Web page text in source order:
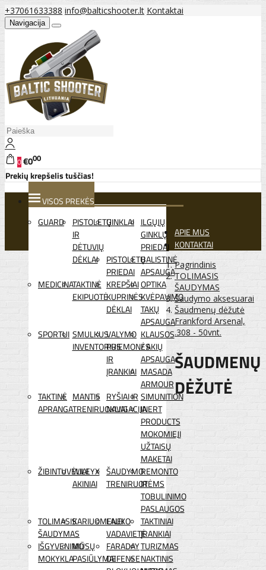
+37061633388 info@balticshooter.lt Kontaktai
Navigacija
0€000
Prekių krepšelis tuščias!
VISOS PREKĖS
GUARD
PISTOLETŲ
IR
DĖTUVIŲ
DĖKLAI
GINKLAI ILGŲJŲ
GINKLŲ
PRIEDAI
PISTOLETŲ
PRIEDAI
BALISTINĖ
APSAUGA
MEDICINATAKTINĖ
EKIPUOTĖ
KREPŠIAI
KUPRINĖS
DĖKLAI
OPTIKA
KVĖPAVIMO
TAKŲ
APSAUGA
SPORTUI SMULKUS
INVENTORIUS
VALYMO
PRIEMONĖS
IR
ĮRANKIAI
KLAUSOS
/ AKIŲ
APSAUGA
MASADA
ARMOUR
TAKTINĖ
APRANGA
MANTIS
TRENIRUOKLIAI
RYŠIAI IR
NAVIGACIJA
SIMUNITION
INERT
PRODUCTS
MOKOMIEJI
UŽTAISŲ
MAKETAI
ŽIBINTUVĖLIAI
WILEYX
AKINIAI
ŠAUDYMO
TRENIRUOTĖMS
REMONTO
IR
TOBULINIMO
PASLAUGOS
TOLIMASIS
ŠAUDYMAS
KARIUOMENEI
LAUKO
VADAVIETĖ
TAKTINIAI
ĮRANKIAI
IŠGYVENIMO
MOKYKLA
MŪSŲ
PASIŪLYMAI
FARADAY
DEFENSE
TURIZMAS
NAKTINIS
APIE MUS
KONTAKTAI
Pagrindinis
TOLIMASIS
ŠAUDYMAS
Šaudymo aksesuarai
Šaudmenų dėžutė
Frankford Arsenal,
.308 - 50vnt.
ŠAUDMENŲ
DĖŽUTĖ